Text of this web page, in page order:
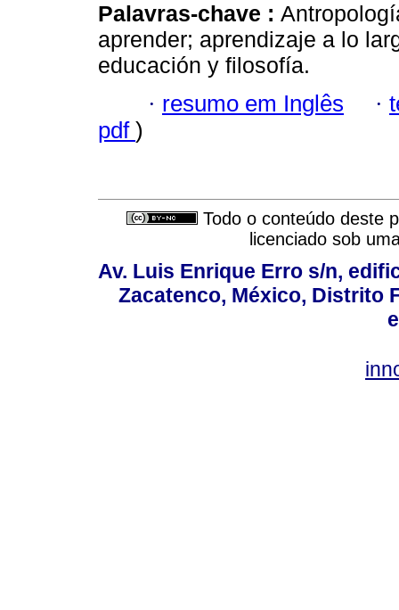
Palavras-chave :
aprender; aprendizaje a lo
educación y filosofía.
· resumo em Inglês ·
pdf )
Todo o conteúdo deste
licenciado sob
Av. Luis Enrique Erro s/n,
Zacatenco, México, Distrito